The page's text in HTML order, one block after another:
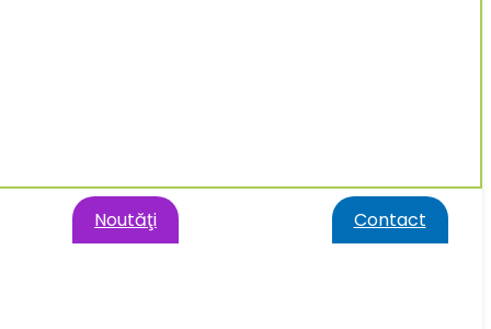
Noutăţi Contact